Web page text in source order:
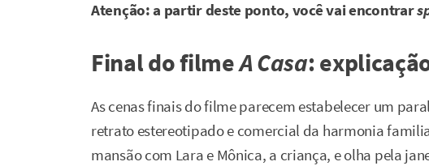
Atenção: a partir deste ponto, você vai encontrar
Final do filmeA Casa:
As cenas finais do filme parecem estabelecer um
retrato estereotipado e comercial da harmonia
mansão com Lara e Mônica, a criança, e olha pela